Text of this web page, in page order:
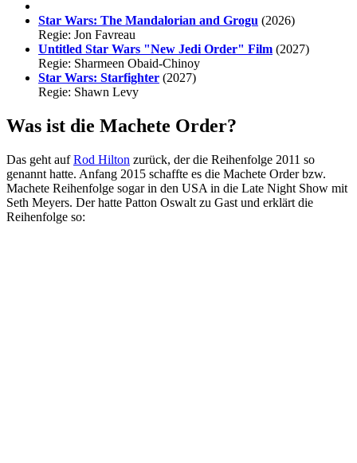
Star Wars: The Mandalorian and Grogu (2026)
Regie: Jon Favreau
Untitled Star Wars "New Jedi Order" Film (2027)
Regie: Sharmeen Obaid-Chinoy
Star Wars: Starfighter (2027)
Regie: Shawn Levy
Was ist die Machete Order?
Das geht aufRod Hilton zurück, der die Reihenfolge 2011 so
genannt hatte. Anfang 2015 schaffte es die Machete Order bzw.
Machete Reihenfolge sogar in den USA in die Late Night Show mit
Seth Meyers. Der hatte Patton Oswalt zu Gast und erklärt die
Reihenfolge so: